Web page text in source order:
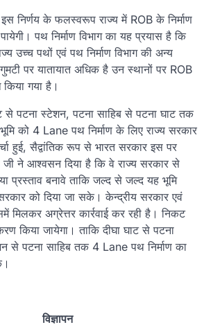
निर्णय के फलस्वरूप राज्य में ROB के निर्माण
पथ निर्माण विभाग का यह प्रयास है कि
उच्च पथों एवं पथ निर्माण विभाग की अन्य
पर यातायात अधिक है उन स्थानों पर ROB
किया गया है।
से पटना स्टेशन, पटना साहिब से पटना घाट तक
को 4 Lane पथ निर्माण के लिए राज्य सरकार
हुई, सैद्वांतिक रूप से भारत सरकार इस पर
ने आश्वसन दिया है कि वे राज्य सरकार से
प्रस्ताव बनावे ताकि जल्द से जल्द यह भूमि
को दिया जा सके। केन्द्रीय सरकार एवं
मिलकर अग्रेत्तर कार्रवाई कर रही है। निकट
किया जायेगा। ताकि दीघा घाट से पटना
से पटना साहिब तक 4 Lane पथ निर्माण का
विज्ञापन